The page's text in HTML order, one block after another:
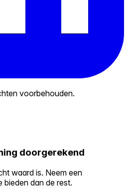
voorbehouden.
doorgerekend
waard is. Neem een
bieden dan de rest.